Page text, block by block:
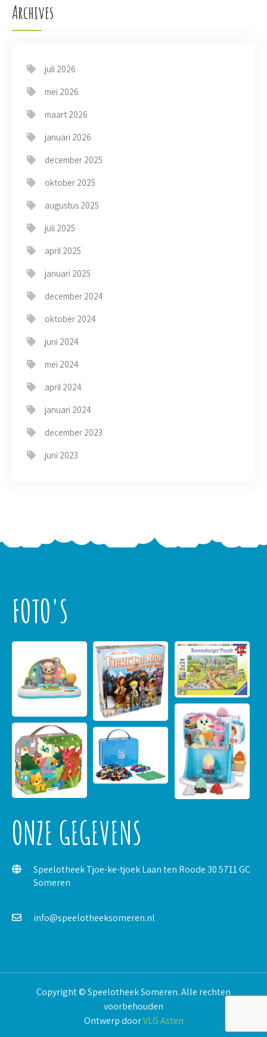
Archives
juli 2026
mei 2026
maart 2026
januari 2026
december 2025
oktober 2025
augustus 2025
juli 2025
april 2025
januari 2025
december 2024
oktober 2024
juni 2024
mei 2024
april 2024
januari 2024
december 2023
juni 2023
FOTO'S
ONZE GEGEVENS
Speelotheek Tjoe-ke-tjoek Laan ten Roode 30 5711 GC
Someren
info@speelotheeksomeren.nl
Copyright © Speelotheek Someren. Alle rechten
voorbehouden
Ontwerp doorVLG Asten